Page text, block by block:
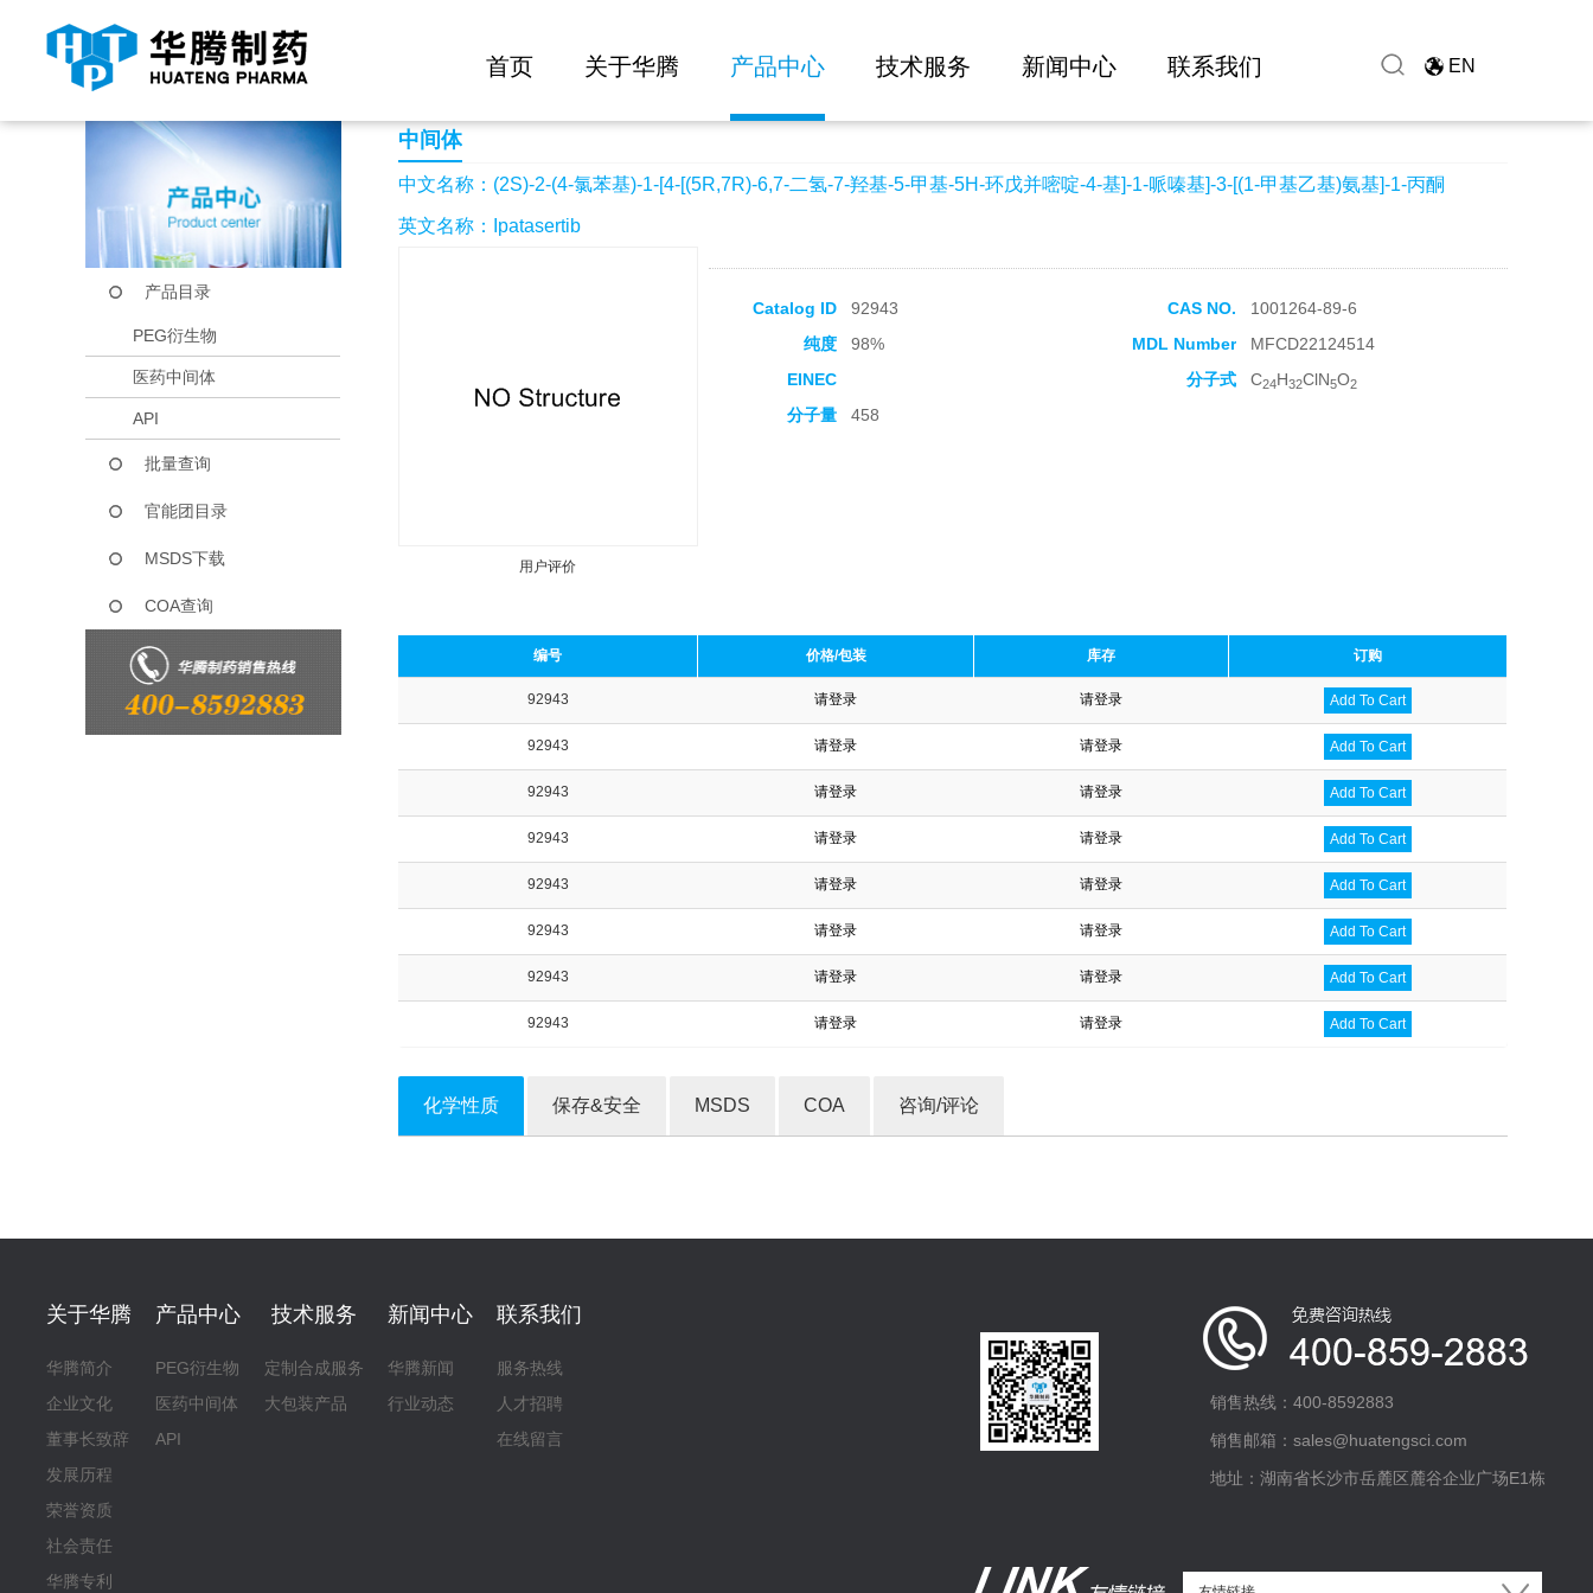
首页 关于华腾 产品中心 技术服务 新闻中心 联系我们 EN
当前位置： 首页 产品中心 (2S)-2-(4-氯苯基)-1-[4-[(5R,7R)-6,7-二氢-7-羟基-5-甲基-5H-环戊并嘧啶-4-基]-1-哌嗪基]-3-[(1-甲基乙基)氨基]-1-丙酮
产品目录
PEG衍生物
医药中间体
API
批量查询
官能团目录
MSDS下载
COA查询
中间体
中文名称：(2S)-2-(4-氯苯基)-1-[4-[(5R,7R)-6,7-二氢-7-羟基-5-甲基-5H-环戊并嘧啶-4-基]-1-哌嗪基]-3-[(1-甲基乙基)氨基]-1-丙酮
英文名称：Ipatasertib
用户评价
收藏产品
Catalog ID 92943 CAS NO.
1001264-89-6
纯度
98% MDL Number
MFCD22124514
EINEC
分子式 C24H32ClN5O2
分子量 458
编号 价格/包装 库存 订购
92943 请登录 请登录 Add To Cart
92943 请登录 请登录 Add To Cart
92943 请登录 请登录 Add To Cart
92943 请登录 请登录 Add To Cart
92943 请登录 请登录 Add To Cart
92943 请登录 请登录 Add To Cart
92943 请登录 请登录 Add To Cart
92943 请登录 请登录 Add To Cart
化学性质 保存&安全 MSDS COA 咨询/评论
关于华腾
华腾简介
企业文化
董事长致辞
发展历程
荣誉资质
社会责任
华腾专利
产品中心
PEG衍生物
医药中间体
API
技术服务
定制合成服务
大包装产品
新闻中心
华腾新闻
行业动态
联系我们
服务热线
人才招聘
在线留言
销售热线：400-8592883
销售邮箱：sales@huatengsci.com
地址：湖南省长沙市岳麓区麓谷企业广场E1栋